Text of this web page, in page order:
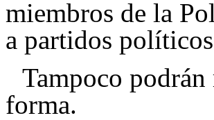
miembros de la
a partidos
Tampoco
forma.